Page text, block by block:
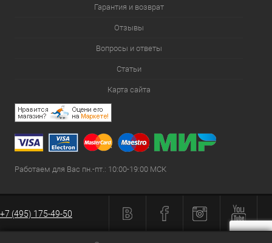
Гарантия и возврат
Отзывы
Вопросы и ответы
Статьи
Карта сайта
Работаем для Вас пн.-пт.: 10:00-19:00 МСК
+7 (495) 175-49-50